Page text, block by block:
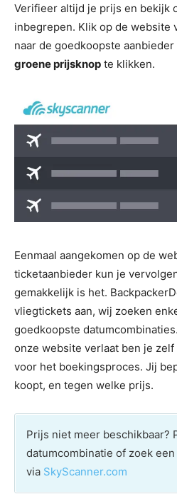
Verifieer altijd je prijs en bekijk
inbegrepen. Klik op de website
naar de goedkoopste
groene prijsknop te klikken.
Eenmaal aangekomen op de
ticketaanbieder kun je
gemakkelijk is het.
vliegtickets aan, wij zoeken
goedkoopste
onze website verlaat ben je
voor het boekingsproces. Jij
koopt, en tegen welke prijs.
Prijs niet meer beschikbaar?
datumcombinatie of zoek
via SkyScanner.com